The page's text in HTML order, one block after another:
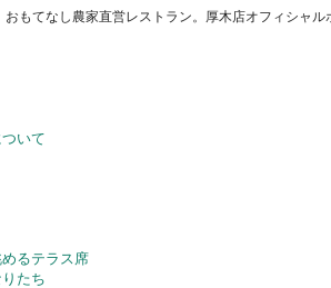
おもてなし農家直営レストラン。厚木店オフィシャル
いて
るテラス席
たち